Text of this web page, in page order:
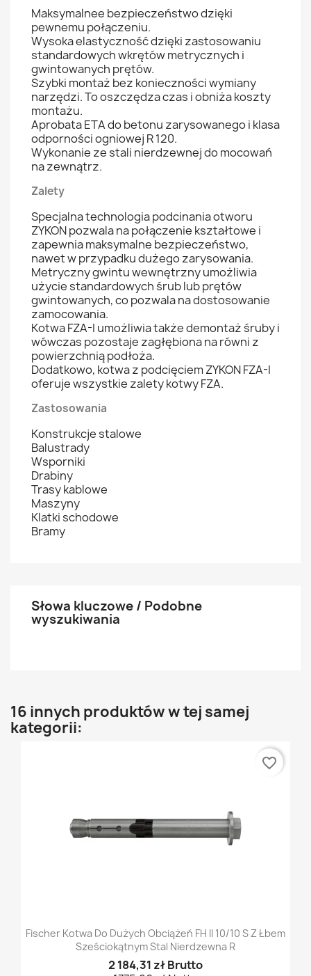
Maksymalnee bezpieczeństwo dzięki
pewnemu połączeniu.
Wysoka elastyczność dzięki zastosowaniu
standardowych wkrętów metrycznych i
gwintowanych prętów.
Szybki montaż bez konieczności wymiany
narzędzi. To oszczędza czas i obniża koszty
montażu.
Aprobata ETA do betonu zarysowanego i klasa
odporności ogniowej R 120.
Wykonanie ze stali nierdzewnej do mocowań
na zewnątrz.
Zalety
Specjalna technologia podcinania otworu
ZYKON pozwala na połączenie kształtowe i
zapewnia maksymalne bezpieczeństwo,
nawet w przypadku dużego zarysowania.
Metryczny gwintu wewnętrzny umożliwia
użycie standardowych śrub lub prętów
gwintowanych, co pozwala na dostosowanie
zamocowania.
Kotwa FZA-I umożliwia także demontaż śruby i
wówczas pozostaje zagłębiona na równi z
powierzchnią podłoża.
Dodatkowo, kotwa z podcięciem ZYKON FZA-I
oferuje wszystkie zalety kotwy FZA.
Zastosowania
Konstrukcje stalowe
Balustrady
Wsporniki
Drabiny
Trasy kablowe
Maszyny
Klatki schodowe
Bramy
Słowa kluczowe / Podobne
wyszukiwania
16 innych produktów w tej samej
kategorii:
Fischer Kotwa Do Dużych Obciążeń FH II 10/10 S Z Łbem
Sześciokątnym Stal Nierdzewna R
2 184,31 zł Brutto
favorite_border